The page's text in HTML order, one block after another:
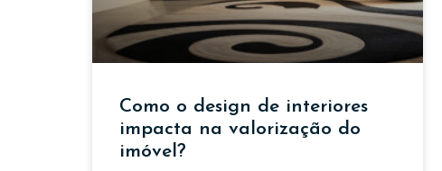
Como o design de interiores
impacta na valorização do
imóvel?